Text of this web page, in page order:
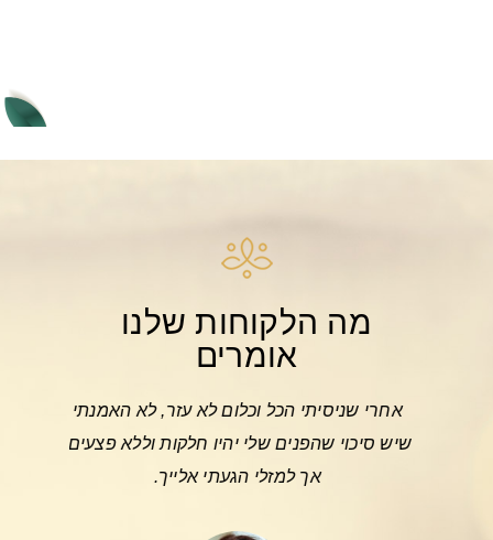
מה הלקוחות שלנו
אומרים
אחרי שניסיתי הכל וכלום לא עזר, לא האמנתי
שיש סיכוי שהפנים שלי יהיו חלקות וללא פצעים.
אך למזלי הגעתי אלייך.